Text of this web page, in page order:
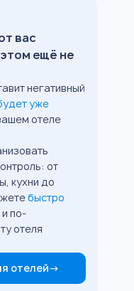
вас
ещё не
негативный
уже
отеле
от
кухни до
быстро
и по-
отеля
отелей→